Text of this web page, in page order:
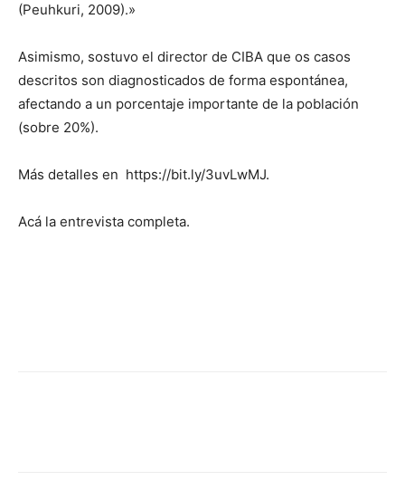
(Peuhkuri, 2009).»
Asimismo, sostuvo el director de CIBA que os casos
descritos son diagnosticados de forma espontánea,
afectando a un porcentaje importante de la población
(sobre 20%).
Más detalles en https://bit.ly/3uvLwMJ.
Acá la entrevista completa.